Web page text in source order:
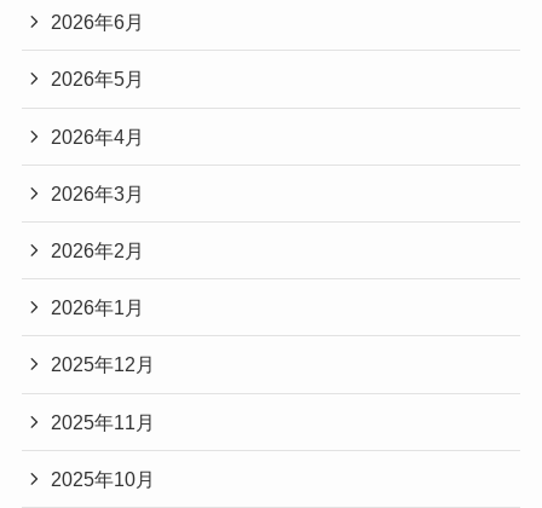
2026年6月
2026年5月
2026年4月
2026年3月
2026年2月
2026年1月
2025年12月
2025年11月
2025年10月